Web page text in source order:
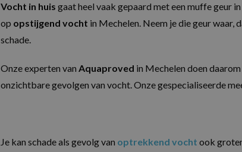
Vocht in huis gaat heel vaak gepaard met een muffe geur
op opstijgend vocht in Mechelen. Neem je die geur waar,
schade.
Onze experten van Aquaproved in Mechelen doen
onzichtbare gevolgen van vocht. Onze gespecialiseerde
Je kan schade als gevolg van optrekkend vocht ook